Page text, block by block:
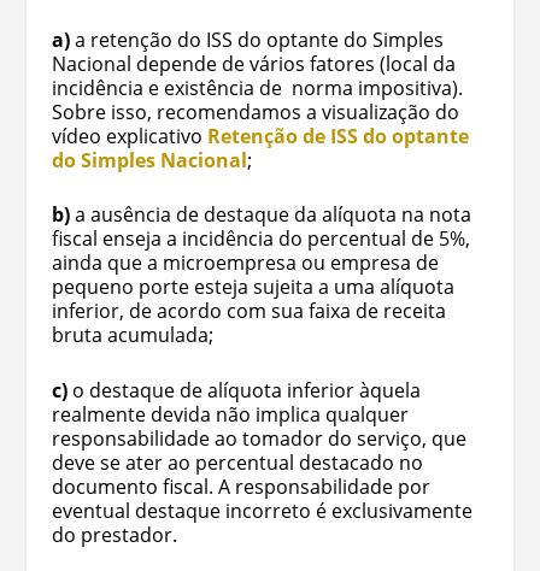
a)a retenção do ISS do optante do Simples
Nacional depende de vários fatores (local da
incidência e existência de norma impositiva).
Sobre isso, recomendamos a visualização do
vídeo explicativo Retenção de ISS do optante
do Simples Nacional;
b)a ausência de destaque da alíquota na nota
fiscal enseja a incidência do percentual de 5%,
ainda que a microempresa ou empresa de
pequeno porte esteja sujeita a uma alíquota
inferior, de acordo com sua faixa de receita
bruta acumulada;
c)o destaque de alíquota inferior àquela
realmente devida não implica qualquer
responsabilidade ao tomador do serviço, que
deve se ater ao percentual destacado no
documento fiscal. A responsabilidade por
eventual destaque incorreto é exclusivamente
do prestador.